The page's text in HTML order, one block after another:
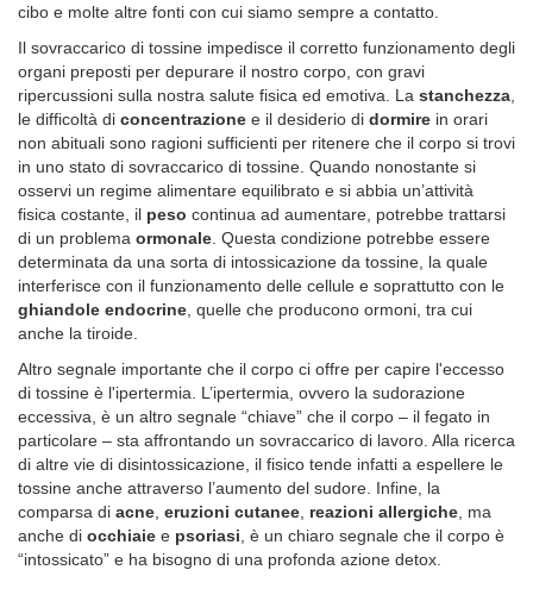
cibo e molte altre fonti con cui siamo sempre a contatto.
Il sovraccarico di tossine impedisce il corretto funzionamento degli
organi preposti per depurare il nostro corpo, con gravi
ripercussioni sulla nostra salute fisica ed emotiva. La stanchezza
le difficoltà di concentrazione e il desiderio di dormire in orari
non abituali sono ragioni sufficienti per ritenere che il corpo si trovi
in uno stato di sovraccarico di tossine. Quando nonostante si
osservi un regime alimentare equilibrato e si abbia un’attività
fisica costante, il peso continua ad aumentare, potrebbe trattarsi
di un problema ormonale . Questa condizione potrebbe essere
determinata da una sorta di intossicazione da tossine, la quale
interferisce con il funzionamento delle cellule e soprattutto con le
ghiandole endocrine , quelle che producono ormoni, tra cui
anche la tiroide.
Altro segnale importante che il corpo ci offre per capire l'eccesso
di tossine è l'ipertermia. L’ipertermia, ovvero la sudorazione
eccessiva, è un altro segnale “chiave” che il corpo – il fegato in
particolare – sta affrontando un sovraccarico di lavoro. Alla ricerca
di altre vie di disintossicazione, il fisico tende infatti a espellere le
tossine anche attraverso l’aumento del sudore. Infine, la
comparsa di acne eruzioni cutanee reazioni allergiche , ma
anche di occhiaie e psoriasi , è un chiaro segnale che il corpo è
“intossicato” e ha bisogno di una profonda azione detox.